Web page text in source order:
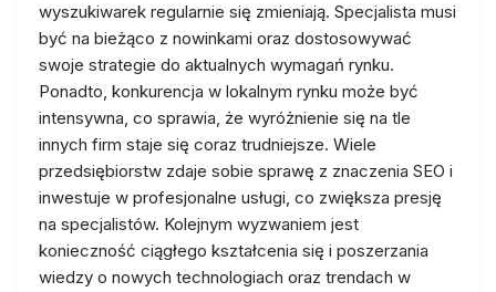
wyszukiwarek regularnie się zmieniają. Specjalista musi
być na bieżąco z nowinkami oraz dostosowywać
swoje strategie do aktualnych wymagań rynku.
Ponadto, konkurencja w lokalnym rynku może być
intensywna, co sprawia, że wyróżnienie się na tle
innych firm staje się coraz trudniejsze. Wiele
przedsiębiorstw zdaje sobie sprawę z znaczenia SEO i
inwestuje w profesjonalne usługi, co zwiększa presję
na specjalistów. Kolejnym wyzwaniem jest
konieczność ciągłego kształcenia się i poszerzania
wiedzy o nowych technologiach oraz trendach w